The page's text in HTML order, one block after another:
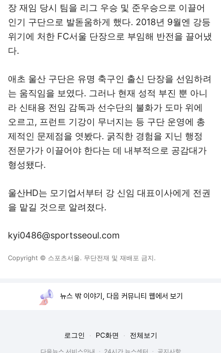
장 재임 당시 팀을 리그 우승 및 준우승으로 이끌어
인기 구단으로 발돋움하게 했다. 2018년 9월엔 강등
위기에 처한 FC서울 단장으로 부임해 반전을 끌어냈
다.
애초 울산 구단은 유명 축구인 출신 단장을 선임하려
는 움직임을 보였다. 그러나 현재 성적 부진 뿐 아니
라 신태용 전임 감독과 선수단의 불화가 도마 위에
오르고, 프런트 기강이 무너지는 등 구단 운영에 총
제적인 문제점을 엿봤다. 굵직한 경험을 지닌 행정
전문가가 이끌어야 한다는 데 내부적으로 공감대가
형성됐다.
울산HD는 모기업서부터 강 신임 대표이사에게 전권
을 맡길 것으로 알려졌다.
kyi0486@sportsseoul.com
Copyright © 스포츠서울. 무단전재 및 재배포 금지.
뉴스 밖 이야기, 다음 커뮤니티 웹에서 보기
로그인 PC화면 전체보기
다음뉴스 서비스안내 24시간 뉴스센터 공지사항